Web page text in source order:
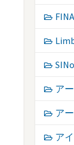
ア
ア
ア